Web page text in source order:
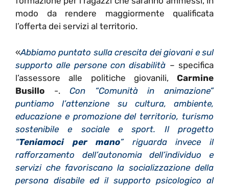
modo da rendere maggiormente qualificata
l’offerta dei servizi al territorio.
«Abbiamo puntato sulla crescita dei giovani e sul
supporto alle persone con disabilità – specifica
l’assessore alle politiche giovanili, Carmine
Busillo -.Con “Comunità in animazione”
puntiamo l’attenzione su cultura, ambiente,
educazione e promozione del territorio, turismo
sostenibile e sociale e sport. Il progetto
“Teniamoci per mano” riguarda invece il
rafforzamento dell’autonomia dell’individuo e
servizi che favoriscano la socializzazione della
persona disabile ed il supporto psicologico al